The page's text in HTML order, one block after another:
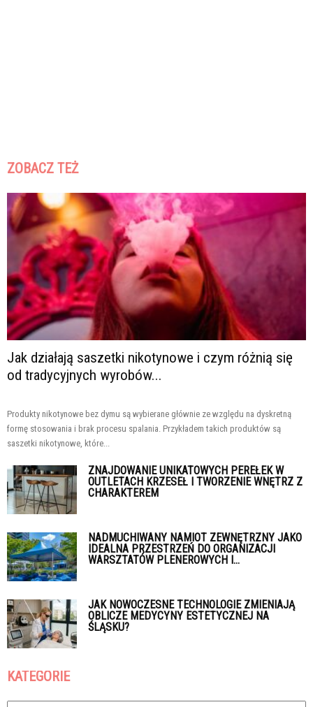
ZOBACZ TEŻ
Jak działają saszetki nikotynowe i czym różnią się
od tradycyjnych wyrobów...
Produkty nikotynowe bez dymu są wybierane głównie ze względu na dyskretną
formę stosowania i brak procesu spalania. Przykładem takich produktów są
saszetki nikotynowe, które...
ZNAJDOWANIE UNIKATOWYCH PEREŁEK W
OUTLETACH KRZESEŁ I TWORZENIE WNĘTRZ Z
CHARAKTEREM
NADMUCHIWANY NAMIOT ZEWNĘTRZNY JAKO
IDEALNA PRZESTRZEŃ DO ORGANIZACJI
WARSZTATÓW PLENEROWYCH I...
JAK NOWOCZESNE TECHNOLOGIE ZMIENIAJĄ
OBLICZE MEDYCYNY ESTETYCZNEJ NA
ŚLĄSKU?
KATEGORIE
Kategorie